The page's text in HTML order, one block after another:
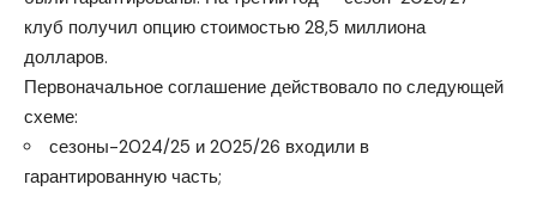
клуб получил опцию стоимостью 28,5 миллиона
долларов.
Первоначальное соглашение действовало по следующей
схеме:
сезоны-2024/25 и 2025/26 входили в
гарантированную часть;